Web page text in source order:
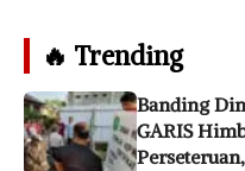
🔥 Trending
Banding
GARIS